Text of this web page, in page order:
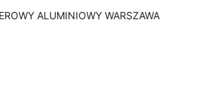
ALUMINIOWY WARSZAWA